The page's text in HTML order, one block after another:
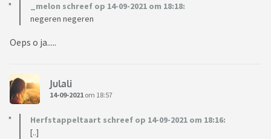
_melon schreef op 14-09-2021 om 18:18:
negeren negeren
Oeps o ja.....
Julali
14-09-2021 om 18:57
Herfstappeltaart schreef op 14-09-2021 om 18:16:
[..]